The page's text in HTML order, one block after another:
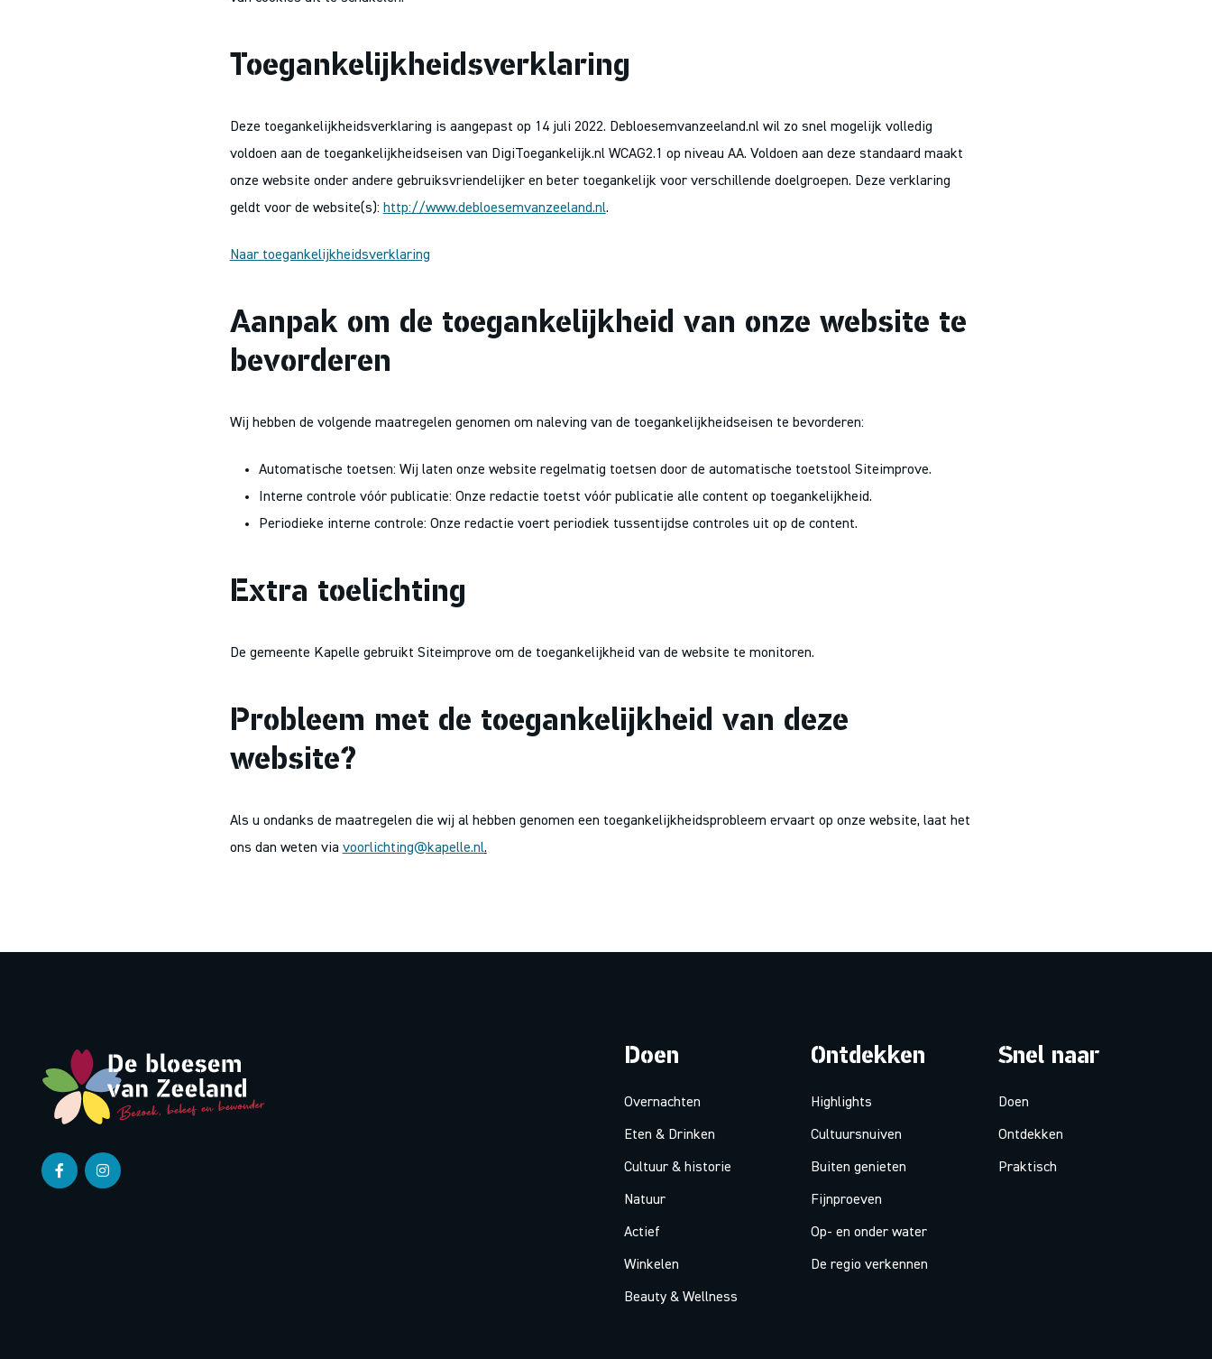
Toegankelijkheidsverklaring
Deze toegankelijkheidsverklaring is aangepast op 14 juli 2022. Debloesemvanzeeland.nl wil zo snel mogelijk volledig
voldoen aan de toegankelijkheidseisen van DigiToegankelijk.nl WCAG2.1 op niveau AA. Voldoen aan deze standaard maakt
onze website onder andere gebruiksvriendelijker en beter toegankelijk voor verschillende doelgroepen. Deze verklaring
geldt voor de website(s): http://www.debloesemvanzeeland.nl.
Naar toegankelijkheidsverklaring
Aanpak om de toegankelijkheid van onze website te
bevorderen
Wij hebben de volgende maatregelen genomen om naleving van de toegankelijkheidseisen te bevorderen:
Automatische toetsen: Wij laten onze website regelmatig toetsen door de automatische toetstool Siteimprove.
Interne controle vóór publicatie: Onze redactie toetst vóór publicatie alle content op toegankelijkheid.
Periodieke interne controle: Onze redactie voert periodiek tussentijdse controles uit op de content.
Extra toelichting
De gemeente Kapelle gebruikt Siteimprove om de toegankelijkheid van de website te monitoren.
Probleem met de toegankelijkheid van deze
website?
Als u ondanks de maatregelen die wij al hebben genomen een toegankelijkheidsprobleem ervaart op onze website, laat het
ons dan weten via voorlichting@kapelle.nl.
Doen
Overnachten
Eten & Drinken
Cultuur & historie
Natuur
Actief
Winkelen
Beauty & Wellness
Ontdekken
Highlights
Cultuursnuiven
Buiten genieten
Fijnproeven
Op- en onder water
De regio verkennen
Snel naar
Doen
Ontdekken
Praktisch